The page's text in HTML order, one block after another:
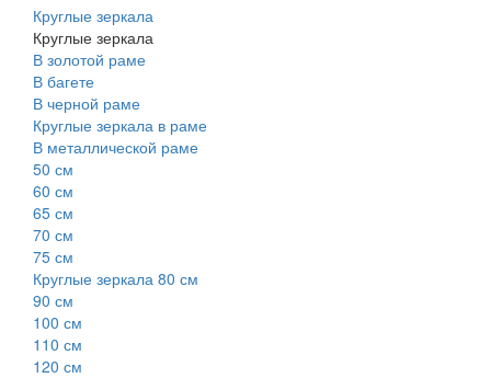
Круглые зеркала
Круглые зеркала
В золотой раме
В багете
В черной раме
Круглые зеркала в раме
В металлической раме
50 см
60 см
65 см
70 см
75 см
Круглые зеркала 80 см
90 см
100 см
110 см
120 см